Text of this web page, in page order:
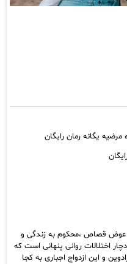
مرضیه یگانه رمان رایگان
عوض قصاص ،محکوم به زندگی و
اختلالات روانی پنهانی است که
و این ازدواج اجباری به کجا